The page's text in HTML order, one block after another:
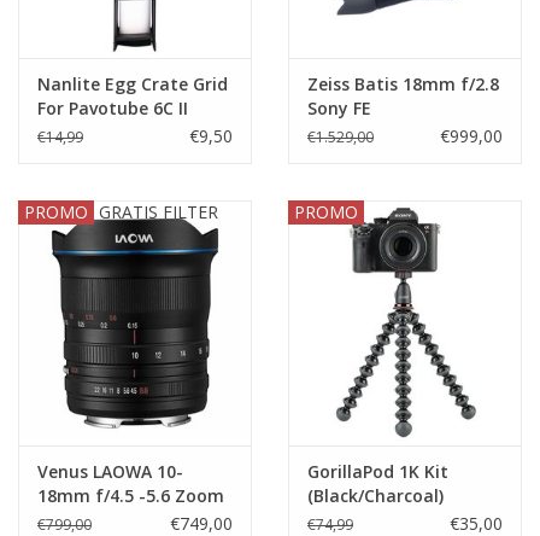
Nanlite Egg Crate Grid
For Pavotube 6C II
€14,99 €9,50
Zeiss Batis 18mm f/2.8
Sony FE
€1.529,00 €999,00
PROMO GRATIS FILTER
Venus LAOWA 10-
18mm f/4.5 -5.6 Zoom
Lens - Sony FE
€799,00 €749,00
PROMO
GorillaPod 1K Kit
(Black/Charcoal)
€74,99 €35,00